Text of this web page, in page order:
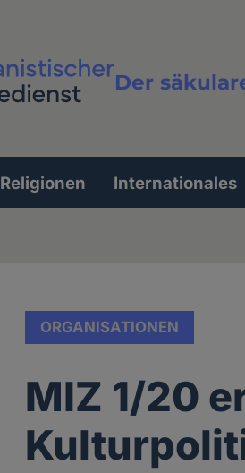
Der
Volltextsuche
Religionen Internationales
ORGANISATIONEN
MIZ 1/20